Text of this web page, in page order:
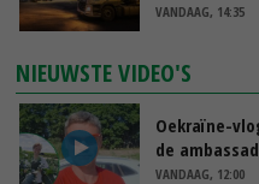
VANDAAG, 14:35
NIEUWSTE VIDEO'S
Oekraïne-
de
VANDAAG, 12:00